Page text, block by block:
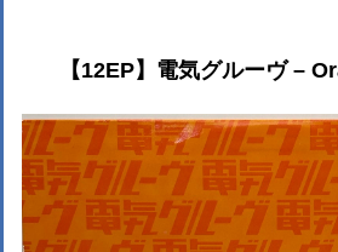
【12EP】電気グルーヴ –